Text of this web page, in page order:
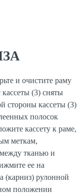
и очистите раму
кассеты (3) сняты
стороны кассеты (3)
полосок
кассету к раме,
меткам,
тканью и
ее на
(карниз) рулонной
положении